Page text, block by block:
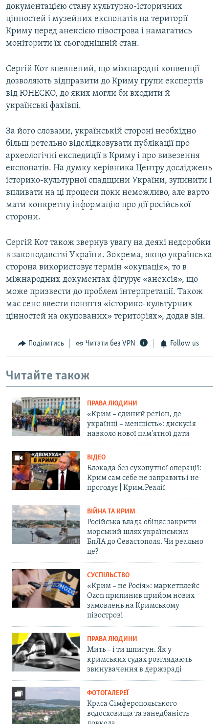
документацією стану культурно-історичних
цінностей і музейних експонатів на території
Криму перед анексією півострова і намагатись
моніторити їх сьогоднішній стан.
Сергій Кот впевнений, що міжнародні конвенції
дозволяють відправити до Криму групи експертів
від ЮНЕСКО, до яких могли би входити й
українські фахівці.
За його словами, українській стороні необхідно
більш ретельно відслідковувати публікації про
археологічні експедиції в Криму і про вивезення
експонатів. На думку керівника Центру досліджень
історико-культурної спадщини України, зупинити і
впливати на ці процеси поки неможливо, але варто
мати конкретну інформацію про дії російської
сторони.
Сергій Кот також звернув увагу на деякі недоробки
в законодавстві України. Зокрема, якщо українська
сторона використовує термін «окупація», то в
міжнародних документах фігурує «анексія», що
може призвести до проблем інтерпретації. Також
має сенс ввести поняття «історико-культурних
цінностей на окупованих» територіях», додав він.
Поділитись Читати без VPN Follow us
Читайте також
ПРАВА ЛЮДИНИ
«Крим – єдиний регіон, де
українці – меншість»: дискусія
навколо нової пам'ятної дати
ВІДЕО
Блокада без сухопутної операції:
Крим сам себе не заправить і не
прогодує | Крим.Реалії
ВІЙНА ТА КРИМ
Російська влада обіцяє закрити
морський шлях українським
БпЛА до Севастополя. Чи реально
це?
СУСПІЛЬСТВО
«Крим – не Росія»: маркетплейс
Ozon припинив прийом нових
замовлень на Кримському
півострові
ПРАВА ЛЮДИНИ
Мить – і ти шпигун. Як у
кримських судах розглядають
звинувачення в держзраді
ФОТОГАЛЕРЕЇ
Краса Сімферопольського
водосховища та занедбаність